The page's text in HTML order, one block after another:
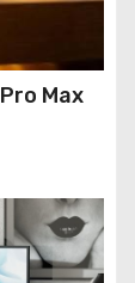
Max